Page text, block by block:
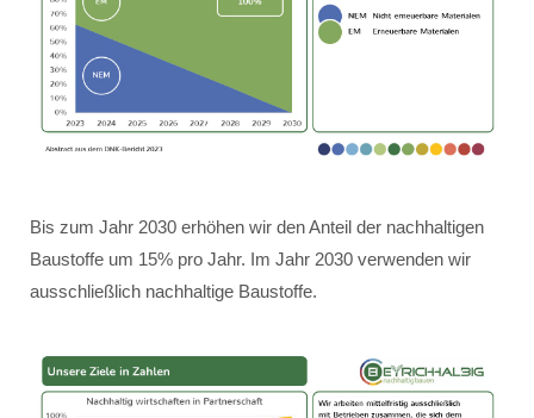
Bis zum Jahr 2030 erhöhen wir den Anteil der nachhaltigen
Baustoffe um 15% pro Jahr. Im Jahr 2030 verwenden wir
ausschließlich nachhaltige Baustoffe.